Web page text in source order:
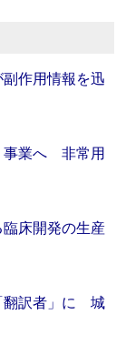
副作用情報を迅
事業へ 非常用
臨床開発の生産
翻訳者」に 城